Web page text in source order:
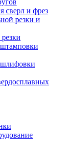
сверл и фрез
резки и
шлифовки